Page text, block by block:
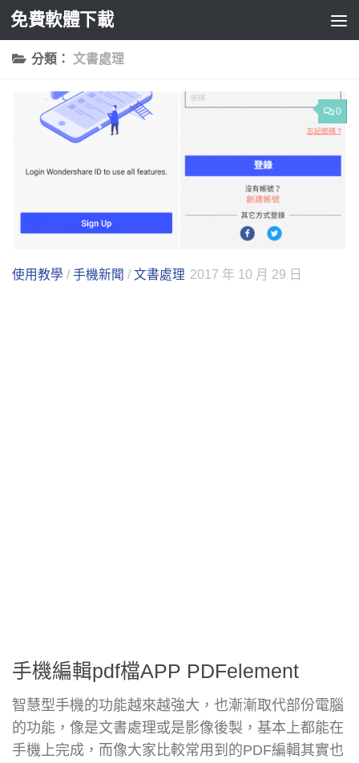
Skip to content
免費軟體下載
分類： 文書處理
0
使用教學 / 手機新聞 / 文書處理 2017 年 10 月 29 日
手機編輯pdf檔APP PDFelement
智慧型手機的功能越來越強大，也漸漸取代部份電腦
的功能，像是文書處理或是影像後製，基本上都能在
手機上完成，而像大家比較常用到的PDF編輯其實也